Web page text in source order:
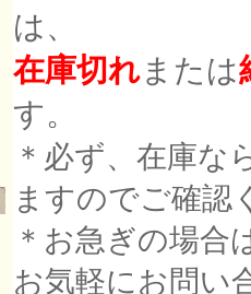
は、
在庫切れまたは
す。
＊必ず、在庫な
ますのでご確認
＊お急ぎの場合
お気軽にお問い